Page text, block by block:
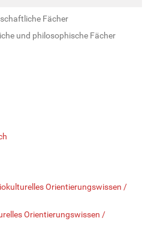
Fächer
und philosophische Fächer
Orientierungswissen /
Orientierungswissen /